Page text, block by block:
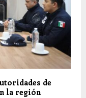
de
la región